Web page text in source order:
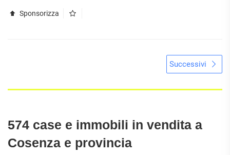
Sponsorizza
Successivi
574 case e immobili in vendita a
Cosenza e provincia